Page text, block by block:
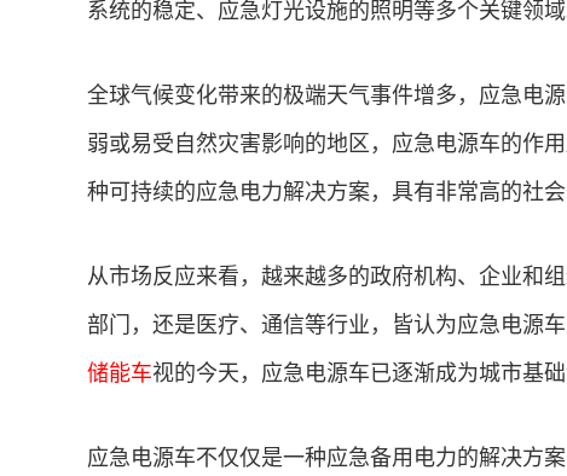
系统的稳定、应急灯光设施的照明等多个关键领
全球气候变化带来的极端天气事件增多，应急电
弱或易受自然灾害影响的地区，应急电源车的作
种可持续的应急电力解决方案，具有非常高的社会
从市场反应来看，越来越多的政府机构、企业和
部门，还是医疗、通信等行业，皆认为应急电源
储能车视的今天，应急电源车已逐渐成为城市基
应急电源车不仅仅是一种应急备用电力的解决方